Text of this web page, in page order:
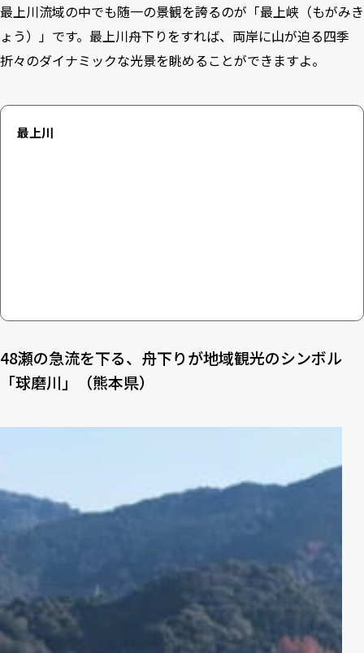
最上川流域の中でも随一の景観を誇るのが「最上峡（もがみき
ょう）」です。最上川舟下りをすれば、両岸に山が迫る四季
折々のダイナミックな光景を眺めることができますよ。
最上川
48瀬の急流を下る、舟下りが地域観光のシンボル
「球磨川」（熊本県）